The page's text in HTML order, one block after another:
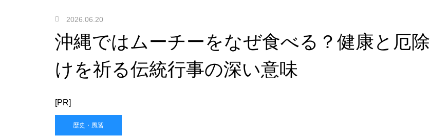
2026.06.20
沖縄ではムーチーをなぜ食べる？健康と厄除
けを祈る伝統行事の深い意味
[PR]
歴史・風習